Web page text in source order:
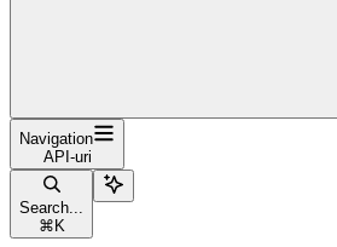
Navigation
API-uri
Search...
⌘ K